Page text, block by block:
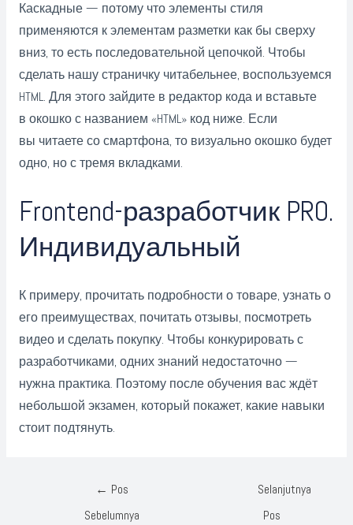
Каскадные — потому что элементы стиля
применяются к элементам разметки как бы сверху
вниз, то есть последовательной цепочкой. Чтобы
сделать нашу страничку читабельнее, воспользуемся
HTML. Для этого зайдите в редактор кода и вставьте
в окошко с названием «HTML» код ниже. Если
вы читаете со смартфона, то визуально окошко будет
одно, но с тремя вкладками.
Frontend-разработчик PRO.
Индивидуальный
К примеру, прочитать подробности о товаре, узнать о
его преимуществах, почитать отзывы, посмотреть
видео и сделать покупку. Чтобы конкурировать с
разработчиками, одних знаний недостаточно —
нужна практика. Поэтому после обучения вас ждёт
небольшой экзамен, который покажет, какие навыки
стоит подтянуть.
← Pos
Sebelumnya
Selanjutnya
Pos